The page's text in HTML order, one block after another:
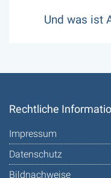
Und was ist
Rechtliche
Impressum
Datenschutz
Bildnachweise